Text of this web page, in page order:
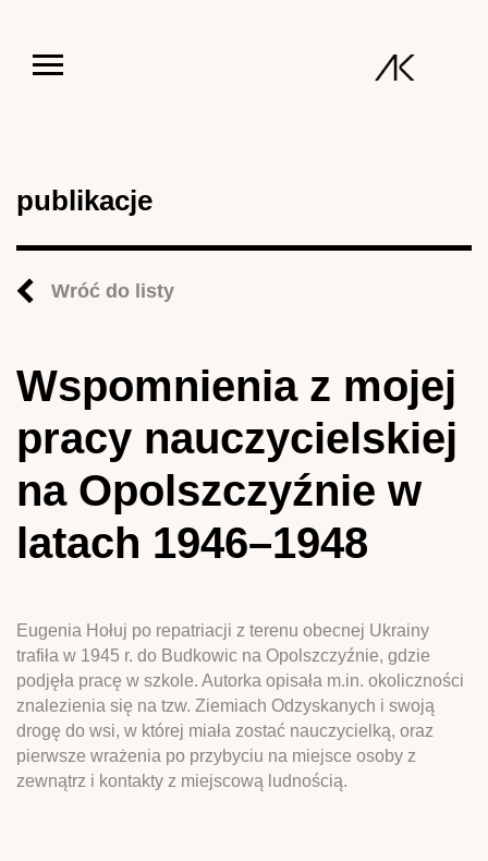
publikacje
Wróć do listy
Wspomnienia z mojej
pracy nauczycielskiej
na Opolszczyźnie w
latach 1946–1948
Eugenia Hołuj po repatriacji z terenu obecnej Ukrainy
trafiła w 1945 r. do Budkowic na Opolszczyźnie, gdzie
podjęła pracę w szkole. Autorka opisała m.in. okoliczności
znalezienia się na tzw. Ziemiach Odzyskanych i swoją
drogę do wsi, w której miała zostać nauczycielką, oraz
pierwsze wrażenia po przybyciu na miejsce osoby z
zewnątrz i kontakty z miejscową ludnością.